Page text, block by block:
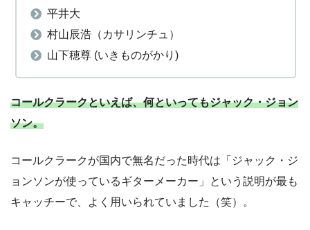
平井大
村山辰浩（カサリンチュ）
山下穂尊 (いきものがかり)
コールクラークといえば、何といってもジャック・ジョン
ソン。
コールクラークが国内で無名だった時代は「ジャック・ジ
ョンソンが使っているギターメーカー」という説明が最も
キャッチーで、よく用いられていました（笑）。